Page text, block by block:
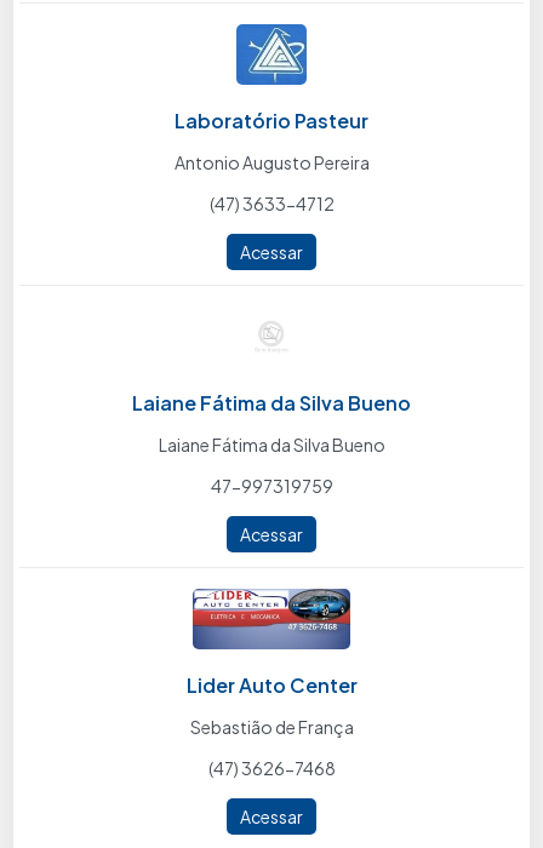
Laboratório Pasteur
Antonio Augusto Pereira
(47) 3633-4712
Acessar
Laiane Fátima da Silva Bueno
Laiane Fátima da Silva Bueno
47-997319759
Acessar
Lider Auto Center
Sebastião de França
(47) 3626-7468
Acessar